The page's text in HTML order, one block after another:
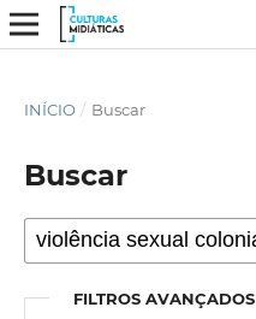
INÍCIO / Buscar
Buscar
FILTROS AVANÇADOS